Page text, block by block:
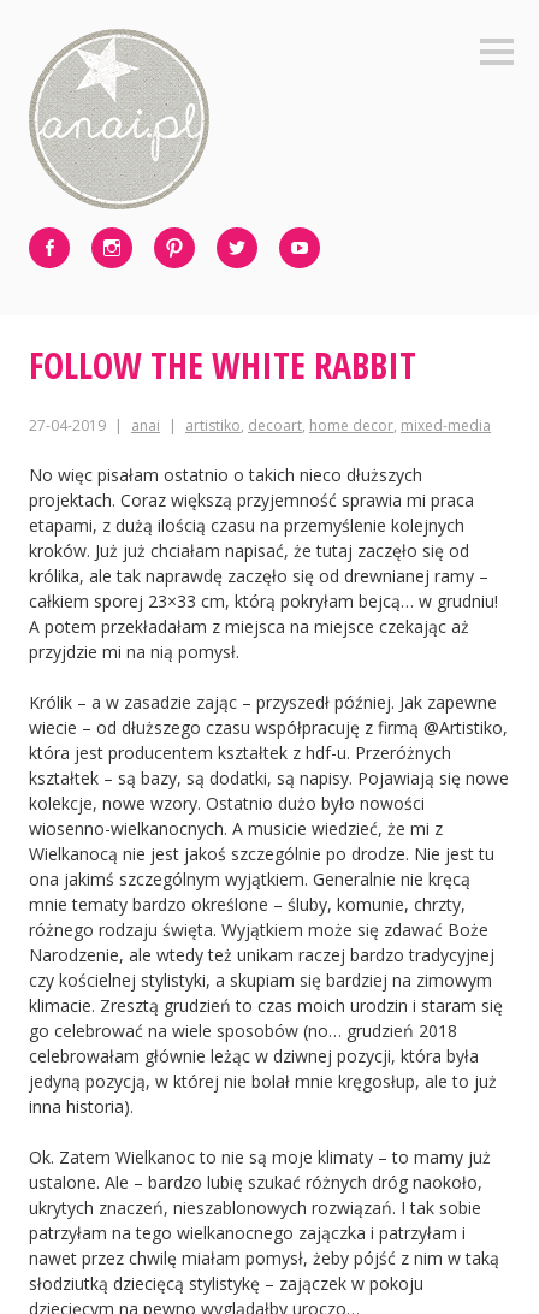
content
FOLLOW THE WHITE RABBIT
27-04-2019 anai artistiko, decoart, home decor, mixed-media
No więc pisałam ostatnio o takich nieco dłuższych
projektach. Coraz większą przyjemność sprawia mi praca
etapami, z dużą ilością czasu na przemyślenie kolejnych
kroków. Już już chciałam napisać, że tutaj zaczęło się od
królika, ale tak naprawdę zaczęło się od drewnianej ramy –
całkiem sporej 23×33 cm, którą pokryłam bejcą… w grudniu!
A potem przekładałam z miejsca na miejsce czekając aż
przyjdzie mi na nią pomysł.
Królik – a w zasadzie zając – przyszedł później. Jak zapewne
wiecie – od dłuższego czasu współpracuję z firmą @Artistiko,
która jest producentem kształtek z hdf-u. Przeróżnych
kształtek – są bazy, są dodatki, są napisy. Pojawiają się nowe
kolekcje, nowe wzory. Ostatnio dużo było nowości
wiosenno-wielkanocnych. A musicie wiedzieć, że mi z
Wielkanocą nie jest jakoś szczególnie po drodze. Nie jest tu
ona jakimś szczególnym wyjątkiem. Generalnie nie kręcą
mnie tematy bardzo określone – śluby, komunie, chrzty,
różnego rodzaju święta. Wyjątkiem może się zdawać Boże
Narodzenie, ale wtedy też unikam raczej bardzo tradycyjnej
czy kościelnej stylistyki, a skupiam się bardziej na zimowym
klimacie. Zresztą grudzień to czas moich urodzin i staram się
go celebrować na wiele sposobów (no… grudzień 2018
celebrowałam głównie leżąc w dziwnej pozycji, która była
jedyną pozycją, w której nie bolał mnie kręgosłup, ale to już
inna historia).
Ok. Zatem Wielkanoc to nie są moje klimaty – to mamy już
ustalone. Ale – bardzo lubię szukać różnych dróg naokoło,
ukrytych znaczeń, nieszablonowych rozwiązań. I tak sobie
patrzyłam na tego wielkanocnego zajączka i patrzyłam i
nawet przez chwilę miałam pomysł, żeby pójść z nim w taką
słodziutką dziecięcą stylistykę – zajączek w pokoju
dziecięcym na pewno wyglądałby uroczo…